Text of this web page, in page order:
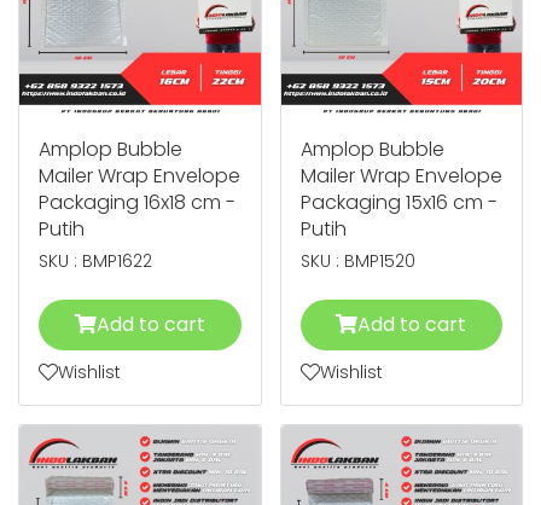
Amplop Bubble
Mailer Wrap Envelope
Packaging 16x18 cm -
Putih
SKU : BMP1622
Add to cart
Wishlist
Amplop Bubble
Mailer Wrap Envelope
Packaging 15x16 cm -
Putih
SKU : BMP1520
Add to cart
Wishlist